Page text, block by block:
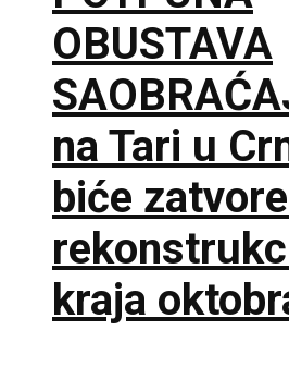
OBUSTAVA
na Tari u
biće
kraja